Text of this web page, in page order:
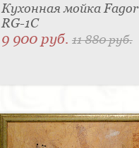
Кухонная мойка Fagor
RG-1C
9 900 руб. 11 880 руб.